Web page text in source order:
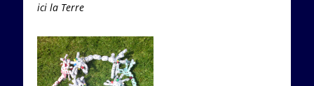
ici la Terre